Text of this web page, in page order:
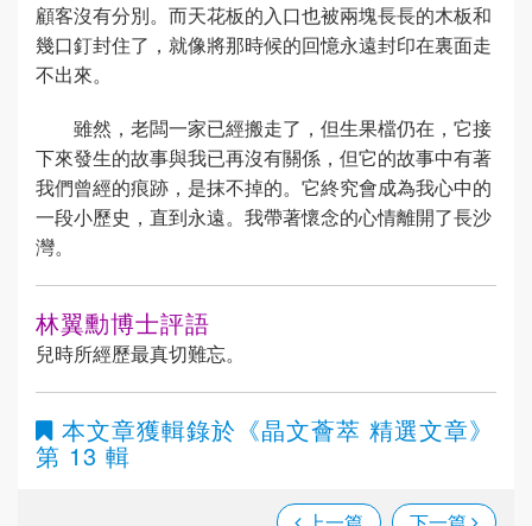
顧客沒有分別。而天花板的入口也被兩塊長長的木板和
幾口釘封住了，就像將那時候的回憶永遠封印在裏面走
不出來。
雖然，老闆一家已經搬走了，但生果檔仍在，它接
下來發生的故事與我已再沒有關係，但它的故事中有著
我們曾經的痕跡，是抹不掉的。它終究會成為我心中的
一段小歷史，直到永遠。我帶著懷念的心情離開了長沙
灣。
林翼勳博士評語
兒時所經歷最真切難忘。
本文章獲輯錄於 《晶文薈萃 精選文章》
第 13 輯